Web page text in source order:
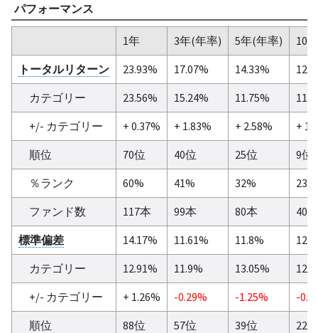
パフォーマンス
1年 3年(年率) 5年(年率)
10
トータルリターン
23.93% 17.07% 14.33%
カテゴリー
23.56% 15.24% 11.75%
+/- カテゴリー
+ 0.37% + 1.83% + 2.58%
+
順位
70位 40位 25位
9位
％ランク
60% 41% 32%
23%
ファンド数
117本 99本 80本
40本
標準偏差
14.17% 11.61% 11.8%
カテゴリー
12.91% 11.9% 13.05%
+/- カテゴリー
+ 1.26% -0.29% -1.25%
-
順位
88位 57位 39位
22位